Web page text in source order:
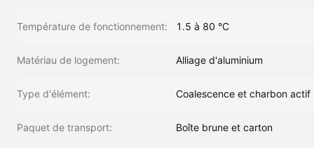
Température de fonctionnement: 1.5 à 80 °C
Matériau de logement: Alliage d'aluminium
Type d'élément: Coalescence et charbon actif
Paquet de transport: Boîte brune et carton